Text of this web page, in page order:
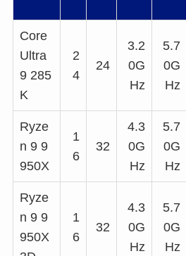
Core
Ultra
9 285
K
2
4
24
3.2
0G
Hz
5.7
0G
Hz
Ryze
n 9 9
950X
1
6
32
4.3
0G
Hz
5.7
0G
Hz
Ryze
n 9 9
950X
1
6
32
4.3
0G
Hz
5.7
0G
Hz